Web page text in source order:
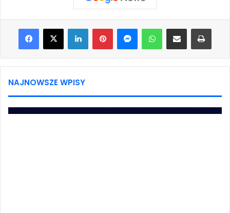
Facebook
X LinkedInPinterestMessengerWhatsAppShare via Email Print
NAJNOWSZE WPISY